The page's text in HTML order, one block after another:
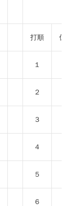
打順 位
１
２
３
４
５
６